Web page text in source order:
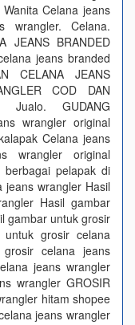
Celana jeans
wrangler. Celana.
JEANS BRANDED
jeans branded
CELANA JEANS
COD DAN
Jualo. GUDANG
wrangler original
Celana jeans
wrangler original
pelapak di
jeans wrangler Hasil
Hasil gambar
gambar untuk grosir
grosir celana
celana jeans
jeans wrangler
wrangler GROSIR
hitam shopee
jeans wrangler